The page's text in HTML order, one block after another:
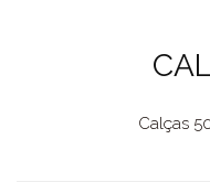
Calças